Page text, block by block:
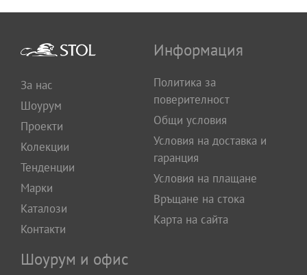
За нас
Шоурум
Проекти
Колекции
Тенденции
Марки
Каталози
Контакти
Информация
Политика за
поверителност
Общи условия
Условия на доставка и
гаранция
Условия на плащане
Връщане на стока
Карта на сайта
Шоурум и офис